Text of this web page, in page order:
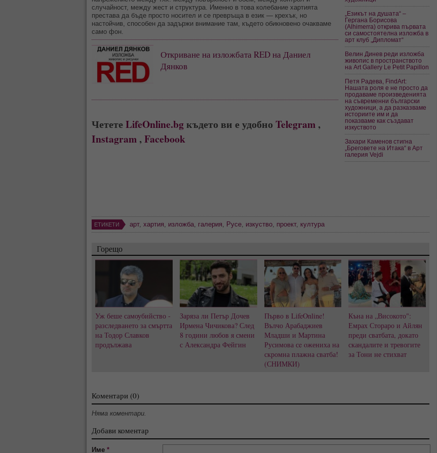
случайност, между жест и структура. Именно в това колебание хартията
престава да бъде просто носител и се превръща в език — крехък, но
настойчив, способен да задържи внимание там, където обикновено очакваме
само фон.
Откриване на изложбата RED на Даниел
Дянков
ЧететеLifeOnline.bgкъдето ви е удобно Telegram ,
Instagram , Facebook
„Езикът на душата“ –
Гергана Борисова
(Alhimerra) открива първата
си самостоятелна изложба в
арт клуб „Дипломат“
Велин Динев реди изложба
живопис в пространството
на Art Gallery Le Petit Papillon
Петя Радева, FindArt:
Нашата роля е не просто да
продаваме произведенията
на съвременни български
художници, а да разказваме
историите им и да
показваме как създават
изкуството
Захари Каменов стигна
„Бреговете на Итака“ в Арт
галерия Vejdi
ЕТИКЕТИ арт, хартия, изложба, галерия, Русе, изкуство, проект, култура
Горещо
Уж беше самоубийство -
разследването за смъртта
на Тодор Славков
продължава
Заряза ли Петър Дочев
Ирмена Чичикова? След
8 години любов я смени
с Александра Фейгин
Първо в LifeOnline!
Вълчо Арабаджиев
Младши и Мартина
Русимова сe oжениха на
скромна плажна сватба!
(СНИМКИ)
Къна на „Високото":
Емрах Стораро и Айлян
преди сватбата, докато
скандалите и тревогите
за Тони не стихват
Коментари (0)
Няма коментари.
Добави коментар
Име *